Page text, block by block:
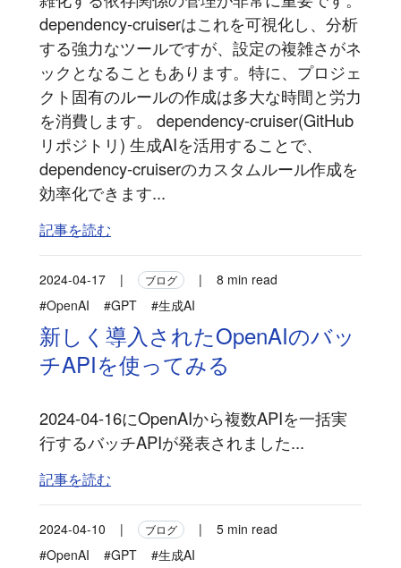
dependency-cruiserはこれを可視化し、分析
する強力なツールですが、設定の複雑さがネ
ックとなることもあります。特に、プロジェ
クト固有のルールの作成は多大な時間と労力
を消費します。 dependency-cruiser(GitHub
リポジトリ) 生成AIを活用することで、
dependency-cruiserのカスタムルール作成を
効率化できます...
記事を読む
2024-04-17 | ブログ |
8 min read
#OpenAI
#GPT #生成AI
新しく導入されたOpenAIのバッ
チAPIを使ってみる
2024-04-16にOpenAIから複数APIを一括実
行するバッチAPIが発表されました...
記事を読む
2024-04-10 | ブログ |
5 min read
#OpenAI
#GPT #生成AI